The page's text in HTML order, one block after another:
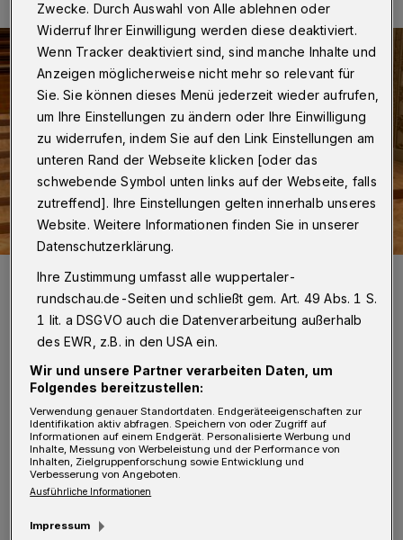
Der Chor der Konzertgesellschaft (Archivbild).
Foto: Romano Amend
D ie Leitung in der Historischen
Stadthalle Wuppertal übernimmt
Gregor Meyer, der unter anderem als Leiter
des renommierten Gewandhauschores Leipzig
tätig ist und auch in Wuppertal 2021 bereits
Zwecke. Durch Auswahl von Alle ablehnen oder
Widerruf Ihrer Einwilligung werden diese deaktiviert.
Wenn Tracker deaktiviert sind, sind manche Inhalte und
Anzeigen möglicherweise nicht mehr so relevant für
Sie. Sie können dieses Menü jederzeit wieder aufrufen,
um Ihre Einstellungen zu ändern oder Ihre Einwilligung
zu widerrufen, indem Sie auf den Link Einstellungen am
unteren Rand der Webseite klicken [oder das
schwebende Symbol unten links auf der Webseite, falls
zutreffend]. Ihre Einstellungen gelten innerhalb unseres
Website. Weitere Informationen finden Sie in unserer
Datenschutzerklärung.
Ihre Zustimmung umfasst alle wuppertaler-
rundschau.de-Seiten und schließt gem. Art. 49 Abs. 1 S.
1 lit. a DSGVO auch die Datenverarbeitung außerhalb
des EWR, z.B. in den USA ein.
Wir und unsere Partner verarbeiten Daten, um
Folgendes bereitzustellen:
Verwendung genauer Standortdaten. Endgeräteeigenschaften zur
Identifikation aktiv abfragen. Speichern von oder Zugriff auf
Informationen auf einem Endgerät. Personalisierte Werbung und
Inhalte, Messung von Werbeleistung und der Performance von
Inhalten, Zielgruppenforschung sowie Entwicklung und
Verbesserung von Angeboten.
Ausführliche Informationen
Impressum